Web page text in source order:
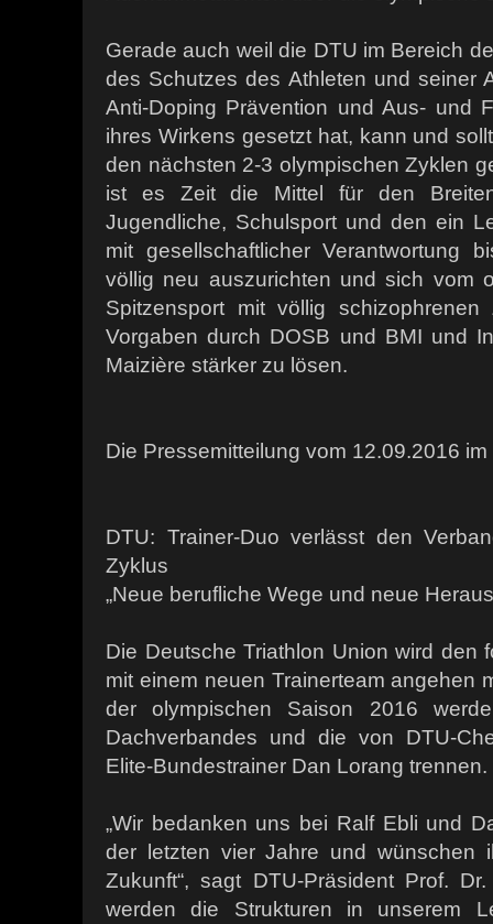
Gerade auch weil die DTU im Bereich
des Schutzes des Athleten und seiner
Anti-Doping Prävention und Aus- und
ihres Wirkens gesetzt hat, kann und
den nächsten 2-3 olympischen Zyklen
ist es Zeit die Mittel für den
Jugendliche, Schulsport und den ein
mit gesellschaftlicher Verantwortung
völlig neu auszurichten und sich vom
Spitzensport mit völlig schizophrenen
Vorgaben durch DOSB und BMI und
Maizière stärker zu lösen.
Die Pressemitteilung vom 12.09.2016 im
DTU: Trainer-Duo verlässt den
Zyklus
„Neue berufliche Wege und neue
Die Deutsche Triathlon Union wird den
mit einem neuen Trainerteam angehen
der olympischen Saison 2016
Dachverbandes und die von DTU-
Elite-Bundestrainer Dan Lorang trennen.
„Wir bedanken uns bei Ralf Ebli und
der letzten vier Jahre und wünschen
Zukunft“, sagt DTU-Präsident Prof.
werden die Strukturen in unserem